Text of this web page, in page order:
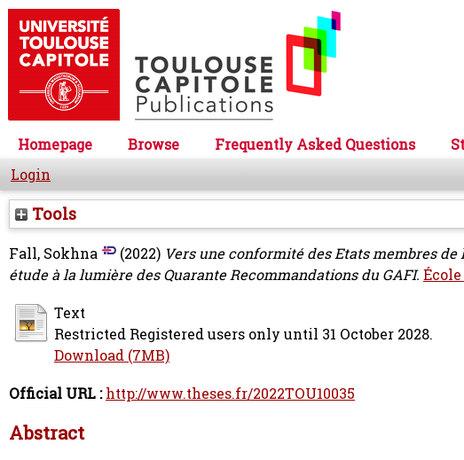
Homepage Browse Frequently Asked Questions
Login
Tools
Fall, Sokhna (2022) Vers une conformité des Etats membres
étude à la lumière des Quarante Recommandations du GAFI.
Text
Restricted Registered users only until 31 October 2028.
Download (7MB)
Official URL : http://www.theses.fr/2022TOU10035
Abstract